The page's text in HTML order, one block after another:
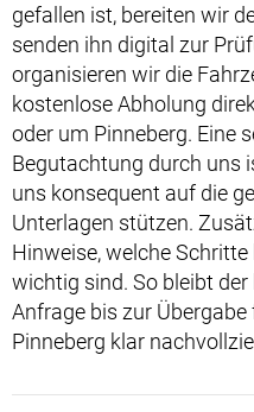
gefallen ist, bereiten wir
senden ihn digital zur
organisieren wir die
kostenlose Abholung
oder um Pinneberg. Eine
Begutachtung durch uns
uns konsequent auf die
Unterlagen stützen.
Hinweise, welche
wichtig sind. So bleibt
Anfrage bis zur
Pinneberg klar